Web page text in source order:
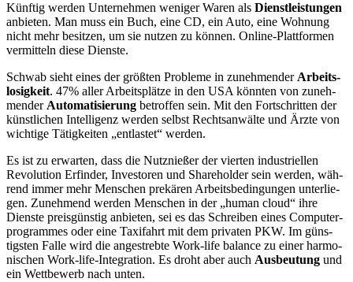
Künf­tig wer­den Unter­neh­men weni­ger Waren als Dienst­leis­tun­gen
anbie­ten. Man muss ein Buch, eine CD, ein Auto, eine Woh­nung
nicht mehr besit­zen, um sie nut­zen zu kön­nen. Online-Platt­for­men
ver­mit­teln die­se Dienste.
Schwab sieht eines der größ­ten Pro­ble­me in zuneh­men­derArbeits­
lo­sig­keit. 47% aller Arbeits­plät­ze in den USA könn­ten von zuneh­
men­derAuto­ma­ti­sie­rung betrof­fen sein. Mit den Fort­schrit­ten der
künst­li­chen Intel­li­genz wer­den selbst Rechts­an­wäl­te und Ärz­te von
wich­ti­ge Tätig­kei­ten „ent­las­tet“ werden.
Es ist zu erwar­ten, dass die Nutz­nie­ßer der vier­ten indus­tri­el­len
Revo­lu­ti­on Erfin­der, Inves­to­ren und Share­hol­der sein wer­den, wäh­
rend immer mehr Men­schen pre­kä­ren Arbeits­be­din­gun­gen unter­lie­
gen. Zuneh­mend wer­den Men­schen in der „human cloud“ ihre
Diens­te preis­güns­tig anbie­ten, sei es das Schrei­ben eines Com­pu­ter­
pro­gram­mes oder eine Taxi­fahrt mit dem pri­va­ten PKW. Im güns­
tigs­ten Fal­le wird die ange­streb­te Work-life balan­ce zu einer har­mo­
ni­schen Work-life-Inte­gra­ti­on. Es droht aber auch Aus­beu­tung und
ein Wett­be­werb nach unten.